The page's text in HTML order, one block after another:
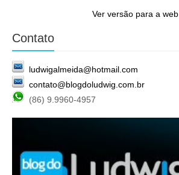
Ver versão para a web
Contato
ludwigalmeida@hotmail.com
contato@blogdoludwig.com.br
(86) 9.9960-4957